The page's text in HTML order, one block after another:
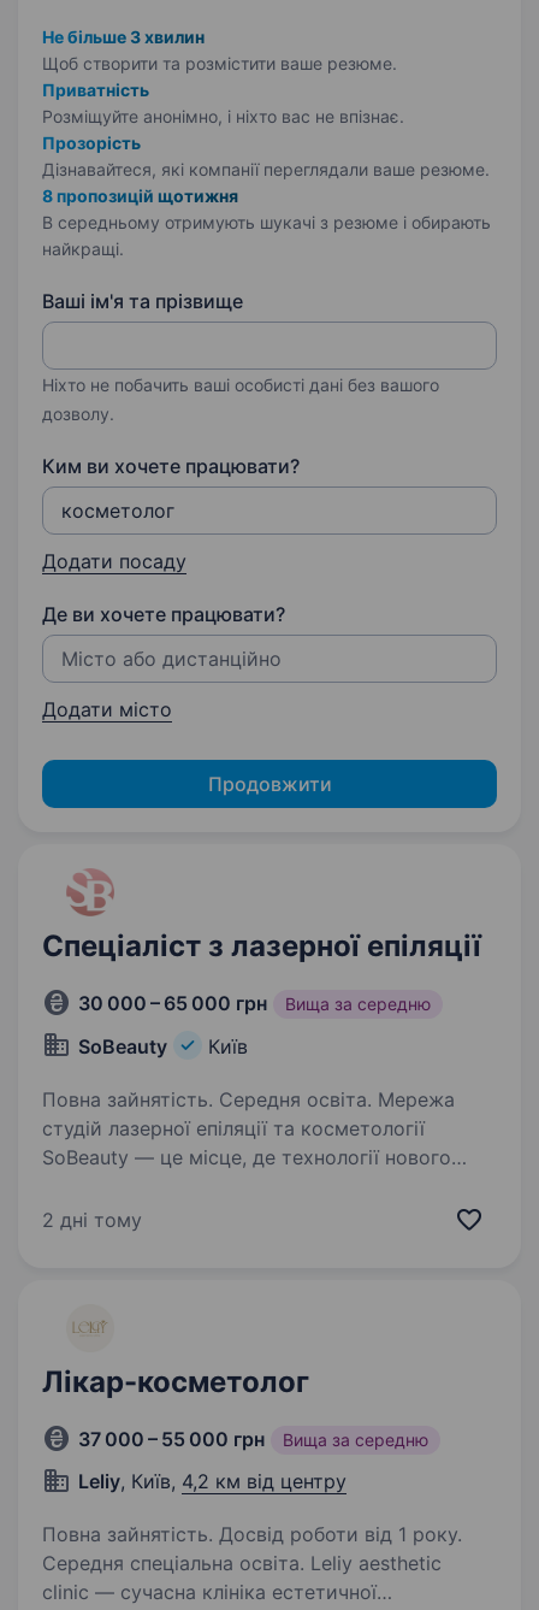
Не більше 3 хвилин
Щоб створити та розмістити ваше резюме.
Приватність
Розміщуйте анонімно, і ніхто вас не впізнає.
Прозорість
Дізнавайтеся, які компанії переглядали ваше резюме.
8 пропозицій щотижня
В середньому отримують шукачі з резюме і обирають
найкращі.
Ваші ім'я та прізвище
Ніхто не побачить ваші особисті дані без вашого
дозволу.
Ким ви хочете працювати?
Додати посаду
Де ви хочете працювати?
Додати місто
Продовжити
Спеціаліст з лазерної епіляції
30 000 – 65 000 грн Вища за середню
SoBeauty Київ
Повна зайнятість. Середня освіта. Мережа
студій лазерної епіляції та косметології
SoBeauty — це місце, де технології нового
та комфорт кожного клієнта. Ми маємо
2 дні тому
Лікар-косметолог
37 000 – 55 000 грн Вища за середню
Leliy, Київ, 4,2 км від центру
Повна зайнятість. Досвід роботи від 1 року.
Середня спеціальна освіта. Leliy aesthetic
clinic — сучасна клініка естетичної